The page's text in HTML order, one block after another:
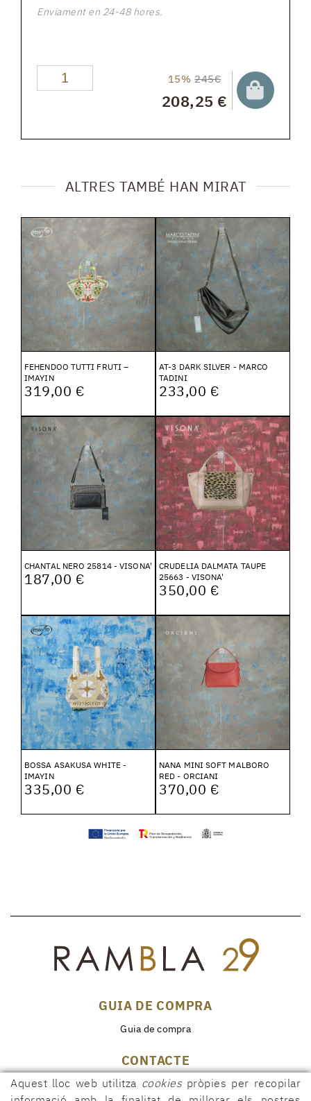
Enviament en 24-48 hores.
15% 245€
208,25 €
ALTRES TAMBÉ HAN MIRAT
FEHENDOO TUTTI FRUTI –
IMAYIN
319,00 €
AT-3 DARK SILVER - MARCO
TADINI
233,00 €
CHANTAL NERO 25814 - VISONA'
187,00 €
CRUDELIA DALMATA TAUPE
25663 - VISONA'
350,00 €
BOSSA ASAKUSA WHITE -
IMAYIN
335,00 €
NANA MINI SOFT MALBORO
RED - ORCIANI
370,00 €
GUIA DE COMPRA
Guia de compra
CONTACTE
Rambla, 29
17600 FIGUERES (Girona)
Aquest lloc web utilitza cookies pròpies per recopilar